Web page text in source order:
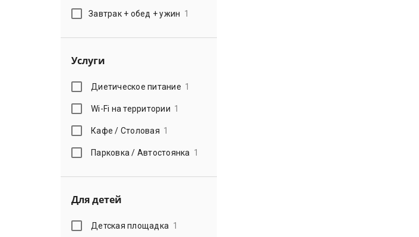
Завтрак + обед + ужин 1
Услуги
Диетическое питание 1
Wi-Fi на территории 1
Кафе / Столовая 1
Парковка / Автостоянка 1
Для детей
Детская площадка 1